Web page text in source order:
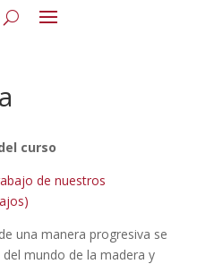
curso
de nuestros
una manera progresiva se
mundo de la madera y